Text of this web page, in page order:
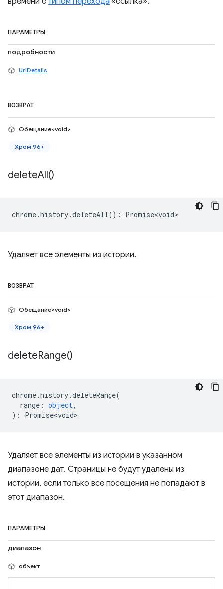
ПАРАМЕТРЫ
подробности
UrlDetails
ВОЗВРАТ
Обещание<void>
Хром 96+
deleteAll()
chrome.history.deleteAll() : Promise<void>
Удаляет все элементы из истории.
ВОЗВРАТ
Обещание<void>
Хром 96+
deleteRange()
chrome.history.deleteRange(
range : object,
) : Promise<void>
Удаляет все элементы из истории в указанном
диапазоне дат. Страницы не будут удалены из
истории, если только все посещения не попадают в
этот диапазон.
ПАРАМЕТРЫ
диапазон
объект